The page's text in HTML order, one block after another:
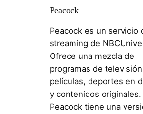
Peacock
Peacock es un servicio
streaming de
Ofrece una mezcla de
programas de
películas, deportes en
y contenidos originales.
Peacock tiene una